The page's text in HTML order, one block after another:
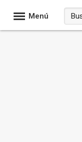
Menú